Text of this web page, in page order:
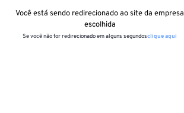
Você está sendo redirecionado ao site da empresa
escolhida
Se você não for redirecionado em alguns segundosclique aqui